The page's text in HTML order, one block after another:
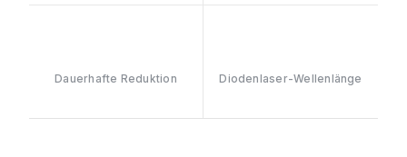
Dauerhafte Reduktion Diodenlaser-Wellenlänge